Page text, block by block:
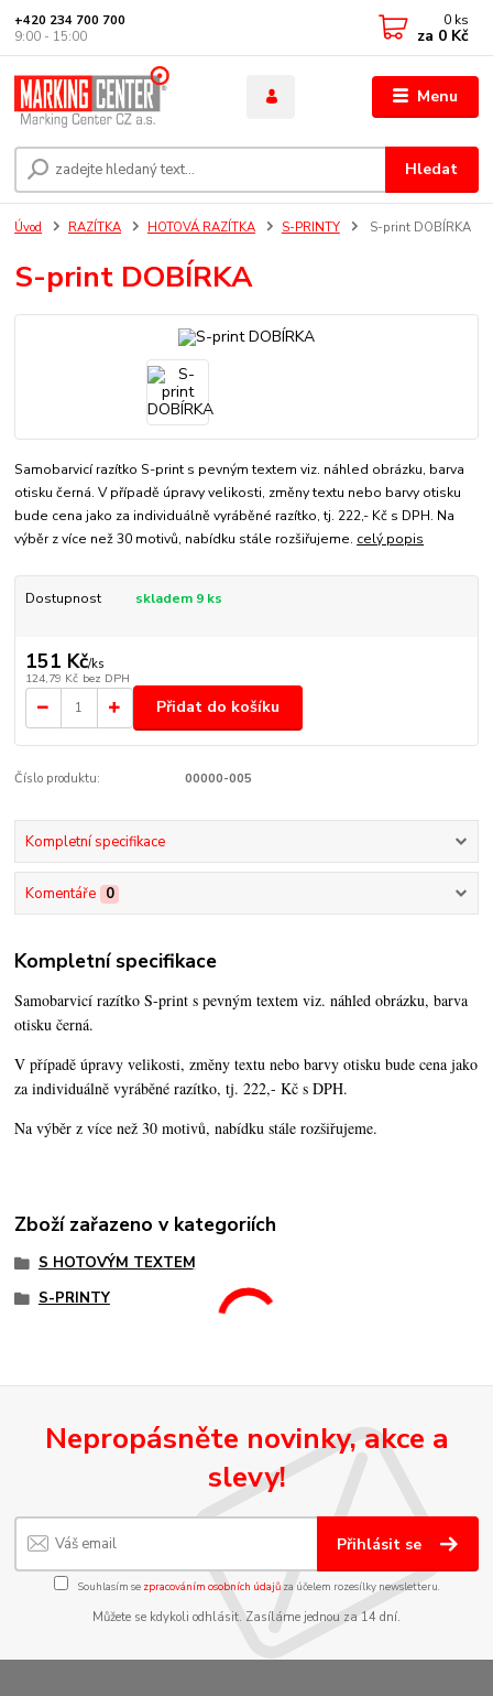
Menu
Hledat
+420 234 700 700
9:00 - 15:00
0 ks
za 0 Kč
Úvod RAZÍTKA HOTOVÁ RAZÍTKA S-PRINTY S-print DOBÍRKA
S-print DOBÍRKA
Samobarvicí razítko S-print s pevným textem viz. náhled obrázku, barva
otisku černá. V případě úpravy velikosti, změny textu nebo barvy otisku
bude cena jako za individuálně vyráběné razítko, tj. 222,- Kč s DPH. Na
výběr z více než 30 motivů, nabídku stále rozšiřujeme. celý popis
Dostupnost skladem 9 ks
151 Kč/ks
124,79 Kč bez DPH
Přidat do košíku
Číslo produktu: 00000-005
Kompletní specifikace
Komentáře 0
Kompletní specifikace
Samobarvicí razítko S-print s pevným textem viz. náhled obrázku, barva
otisku černá.
V případě úpravy velikosti, změny textu nebo barvy otisku bude cena jako
za individuálně vyráběné razítko, tj. 222,- Kč s DPH.
Na výběr z více než 30 motivů, nabídku stále rozšiřujeme.
Zboží zařazeno v kategoriích
S HOTOVÝM TEXTEM
S-PRINTY
Nepropásněte novinky, akce a
slevy!
Přihlásit se
Souhlasím se zpracováním osobních údajůza účelem rozesílky newsletteru.
Můžete se kdykoli odhlásit. Zasíláme jednou za 14 dní.